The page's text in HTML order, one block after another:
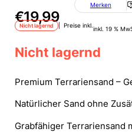
€19,99
Merken
Nicht lagernd | Preise inkl.inkl. 19 %
Nicht lagernd
Premium Terrariensand –
Natürlicher Sand ohne
Grabfähiger Terrariensand